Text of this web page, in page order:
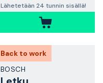
Lähetetään 24 tunnin sisällä!
Back to work
BOSCH